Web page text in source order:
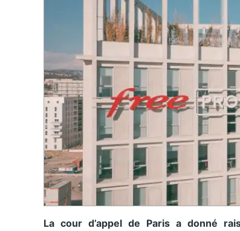
La cour d’appel de Paris a donné